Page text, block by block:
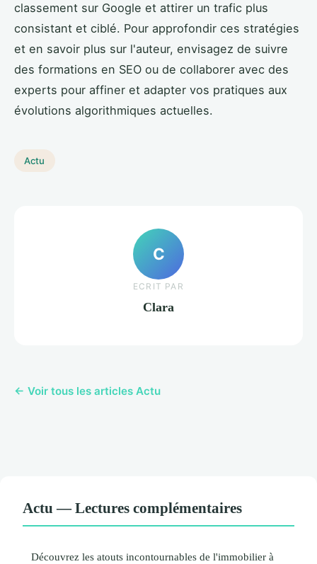
classement sur Google et attirer un trafic plus
consistant et ciblé. Pour approfondir ces stratégies
et en savoir plus sur l'auteur, envisagez de suivre
des formations en SEO ou de collaborer avec des
experts pour affiner et adapter vos pratiques aux
évolutions algorithmiques actuelles.
Actu
C
ECRIT PAR
Clara
← Voir tous les articles Actu
Actu — Lectures complémentaires
Découvrez les atouts incontournables de l'immobilier à